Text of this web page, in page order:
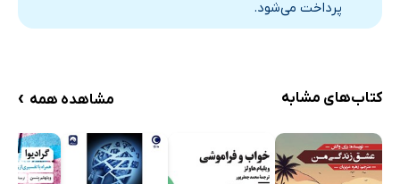
پرداخت می‌شود.
کتاب‌های مشابه مشاهده همه ›